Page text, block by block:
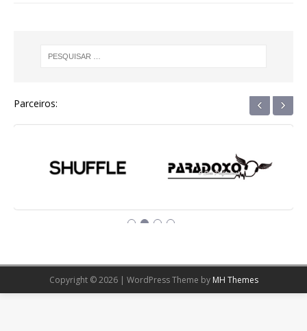
Parceiros: ‹ ›
Copyright © 2026 | WordPress Theme by MH Themes